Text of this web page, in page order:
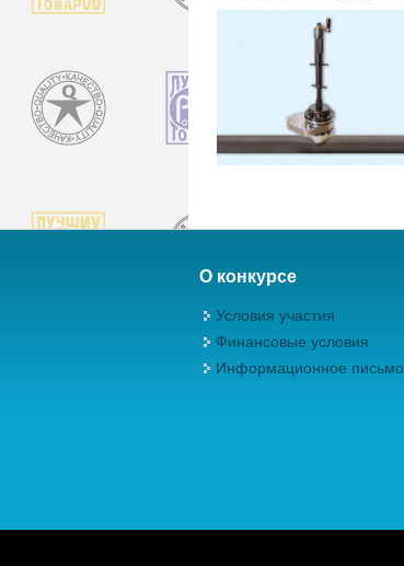
О конкурсе
Условия участия
Финансовые условия
Информационное письмо